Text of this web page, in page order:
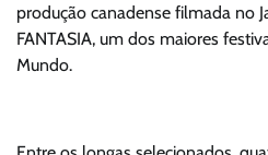
produção canadense filmada no
FANTASIA, um dos maiores
Mundo.